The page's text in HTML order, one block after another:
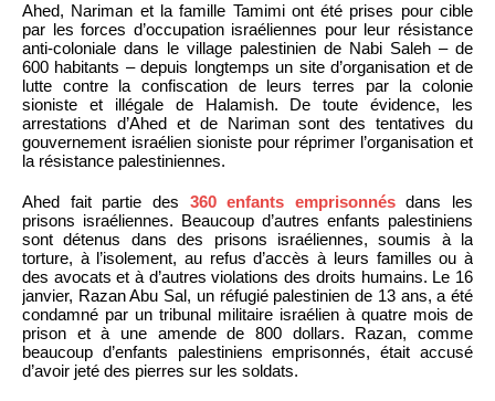
Ahed, Nariman et la famille Tamimi ont été prises pour cible
par les forces d’occupation israéliennes pour leur résistance
anti-coloniale dans le village palestinien de Nabi Saleh – de
600 habitants – depuis longtemps un site d’organisation et de
lutte contre la confiscation de leurs terres par la colonie
sioniste et illégale de Halamish. De toute évidence, les
arrestations d’Ahed et de Nariman sont des tentatives du
gouvernement israélien sioniste pour réprimer l’organisation et
la résistance palestiniennes.
Ahed fait partie des 360 enfants emprisonnésdans les
prisons israéliennes. Beaucoup d’autres enfants palestiniens
sont détenus dans des prisons israéliennes, soumis à la
torture, à l’isolement, au refus d’accès à leurs familles ou à
des avocats et à d’autres violations des droits humains. Le 16
janvier, Razan Abu Sal, un réfugié palestinien de 13 ans, a été
condamné par un tribunal militaire israélien à quatre mois de
prison et à une amende de 800 dollars. Razan, comme
beaucoup d’enfants palestiniens emprisonnés, était accusé
d’avoir jeté des pierres sur les soldats.